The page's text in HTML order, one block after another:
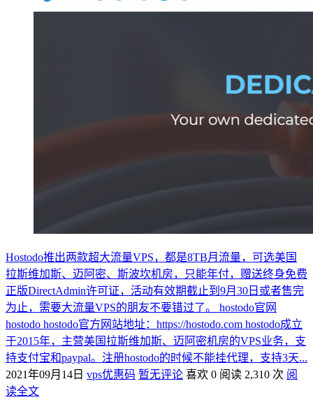
Hostodo推出两款超大流量VPS，都是8TB月流量，可选美国
拉斯维加斯、迈阿密、斯波坎机房，只能年付，赠送终身免费
正版DirectAdmin许可证，活动有效期截止到9月30日或者售完
为止，需要大流量VPS的朋友不要错过了。 hostodo官网
hostodo hostodo官方网站地址：https://hostodo.com hostodo成立
于2015年，主营美国拉斯维加斯、迈阿密机房的VPS业务，支
持支付宝和paypal。注册hostodo的时候不能挂代理，支持3天...
2021年09月14日 vps优惠码 暂无评论 喜欢 0 阅读 2,310 次 阅
读全文